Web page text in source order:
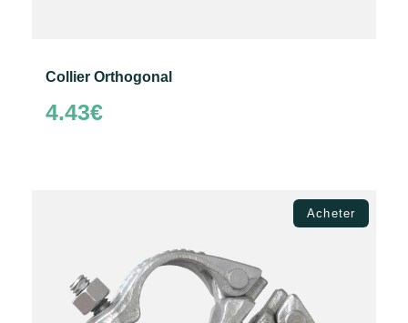
Collier Orthogonal
4.43€
Acheter